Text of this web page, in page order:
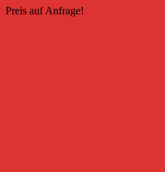
Preis auf Anfrage!